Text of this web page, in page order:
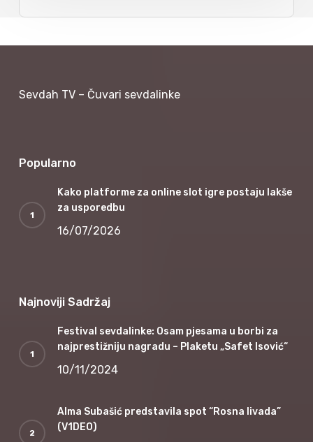
Sevdah TV – Čuvari sevdalinke
Popularno
Kako platforme za online slot igre postaju lakše
za usporedbu
16/07/2026
Najnoviji Sadržaj
Festival sevdalinke: Osam pjesama u borbi za
najprestižniju nagradu – Plaketu „Safet Isović“
10/11/2024
Alma Subašić predstavila spot “Rosna livada”
(V1DEO)